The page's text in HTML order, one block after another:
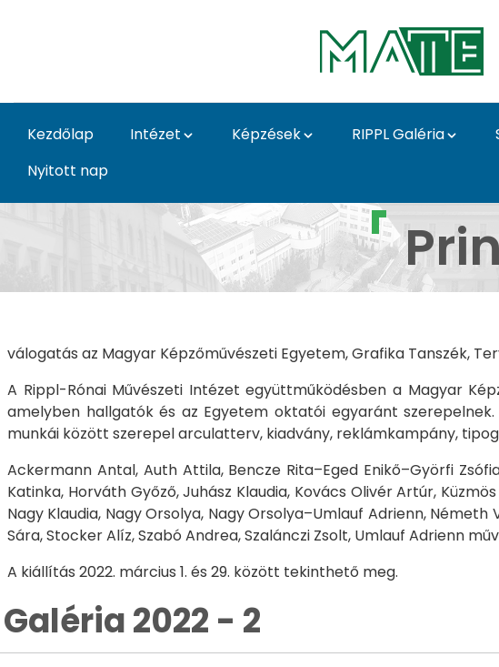
Kezdőlap Intézet Képzések RIPPL Galéria
Nyitott nap
Galéria 2022 - 2 - Print is
válogatás az Magyar Képzőművészeti Egyetem, Grafika Tanszék,
A Rippl-Rónai Művészeti Intézet együttműködésben a Magyar
amelyben hallgatók és az Egyetem oktatói egyaránt
munkái között szerepel arculatterv, kiadvány, reklámkampány,
Ackermann Antal, Auth Attila, Bencze Rita–Eged Enikő–Györfi
Katinka, Horváth Győző, Juhász Klaudia, Kovács Olivér Artúr,
Nagy Klaudia, Nagy Orsolya, Nagy Orsolya–Umlauf Adrienn,
Sára, Stocker Alíz, Szabó Andrea, Szalánczi Zsolt, Umlauf Adrienn
A kiállítás 2022. március 1. és 29. között tekinthető meg.
Galéria 2022 - 2